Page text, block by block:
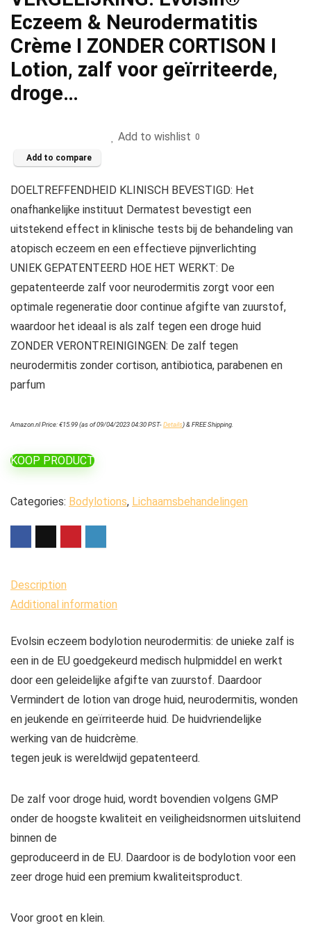
Eczeem & Neurodermatitis
Crème I ZONDER CORTISON I
Lotion, zalf voor geïrriteerde,
droge…
Add to wishlist 0
Add to compare
DOELTREFFENDHEID KLINISCH BEVESTIGD: Het
onafhankelijke instituut Dermatest bevestigt een
uitstekend effect in klinische tests bij de behandeling van
atopisch eczeem en een effectieve pijnverlichting
UNIEK GEPATENTEERD HOE HET WERKT: De
gepatenteerde zalf voor neurodermitis zorgt voor een
optimale regeneratie door continue afgifte van zuurstof,
waardoor het ideaal is als zalf tegen een droge huid
ZONDER VERONTREINIGINGEN: De zalf tegen
neurodermitis zonder cortison, antibiotica, parabenen en
parfum
Amazon.nl Price:€15.99(as of 09/04/2023 04:30 PST-Details)&FREE Shipping
KOOP PRODUCT
Categories: Bodylotions, Lichaamsbehandelingen
Description
Additional information
Evolsin eczeem bodylotion neurodermitis: de unieke zalf is
een in de EU goedgekeurd medisch hulpmiddel en werkt
door een geleidelijke afgifte van zuurstof. Daardoor
Vermindert de lotion van droge huid, neurodermitis, wonden
en jeukende en geïrriteerde huid. De huidvriendelijke
werking van de huidcrème.
tegen jeuk is wereldwijd gepatenteerd.
De zalf voor droge huid, wordt bovendien volgens GMP
onder de hoogste kwaliteit en veiligheidsnormen uitsluitend
binnen de
geproduceerd in de EU. Daardoor is de bodylotion voor een
zeer droge huid een premium kwaliteitsproduct.
Voor groot en klein.